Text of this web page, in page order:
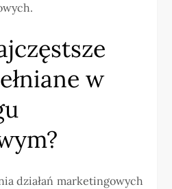
w
działań marketingowych